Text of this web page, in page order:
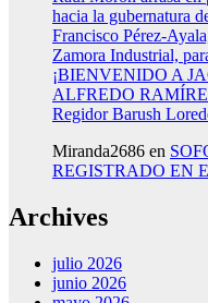
hacia la gubernatura
Francisco Pérez-
Zamora Industrial,
¡BIENVENIDO A
ALFREDO
Regidor Barush
Miranda2686 en
REGISTRADO EN
Archives
julio 2026
junio 2026